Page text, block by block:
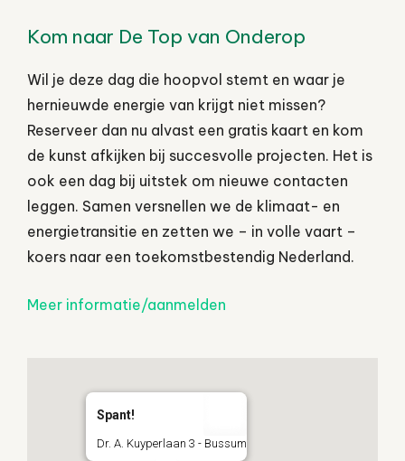
Kom naar De Top van Onderop
Wil je deze dag die hoopvol stemt en waar je
hernieuwde energie van krijgt niet missen?
Reserveer dan nu alvast een gratis kaart en kom
de kunst afkijken bij succesvolle projecten. Het is
ook een dag bij uitstek om nieuwe contacten
leggen. Samen versnellen we de klimaat- en
energietransitie en zetten we – in volle vaart –
koers naar een toekomstbestendig Nederland.
Meer informatie/aanmelden
Spant!
Dr. A. Kuyperlaan 3 - Bussum